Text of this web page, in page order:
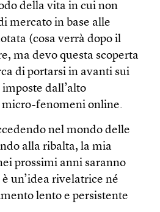
della vita in cui non
mercato in base alle
(cosa verrà dopo il
ma devo questa scoperta
di portarsi in avanti sui
dall’alto
micro-fenomeni online.
nel mondo delle
alla ribalta, la mia
prossimi anni saranno
un’idea rivelatrice né
lento e persistente